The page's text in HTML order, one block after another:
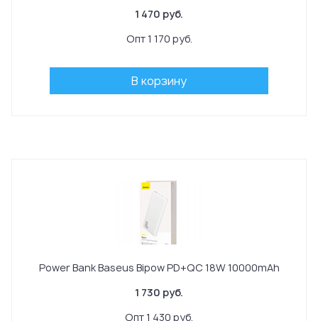
1 470 руб.
Опт 1 170 руб.
В корзину
Power Bank Baseus Bipow PD+QC 18W 10000mAh
1 730 руб.
Опт 1 430 руб.